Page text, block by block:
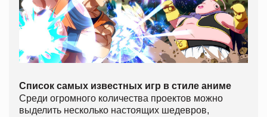
Список самых известных игр в стиле аниме
Среди огромного количества проектов можно
выделить несколько настоящих шедевров,